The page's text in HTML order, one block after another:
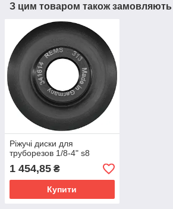
З цим товаром також замовляють
Ріжучі диски для
труборезов 1/8-4" s8
1 454,85 ₴
Купити